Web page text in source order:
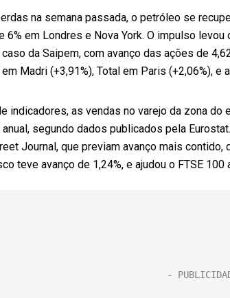
na semana passada, o petróleo se
6% em Londres e Nova York. O impulso
da Saipem, com avanço das ações de
Madri (+3,91%), Total em Paris (+2,06%), e
indicadores, as vendas no varejo da zona do
anual, segundo dados publicados pela
Journal, que previam avanço mais contido,
teve avanço de 1,24%, e ajudou o FTSE